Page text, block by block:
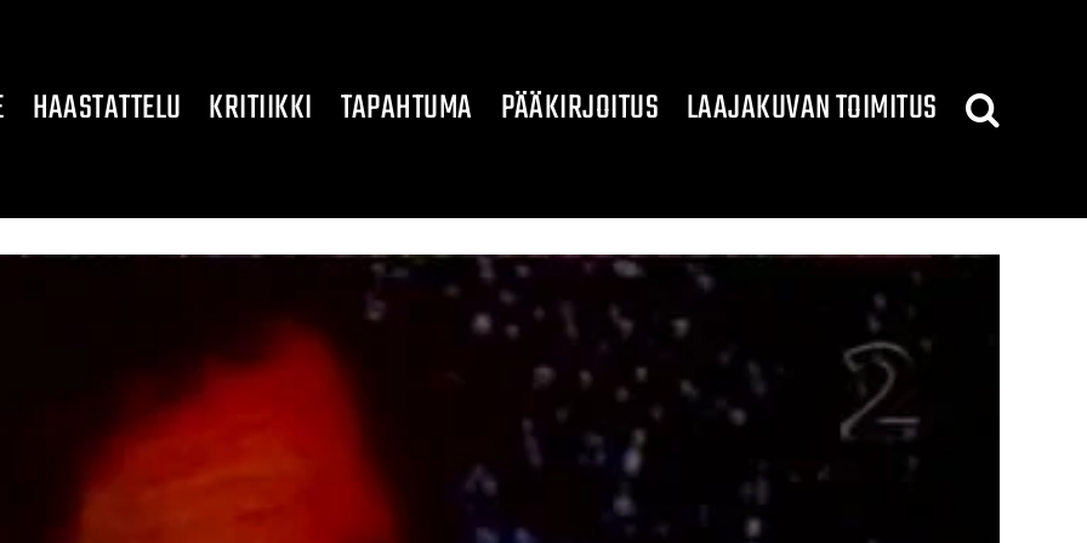
HAASTATTELU KRITIIKKI TAPAHTUMA PÄÄKIRJOITUS LAAJAKUVAN TOIMITUS